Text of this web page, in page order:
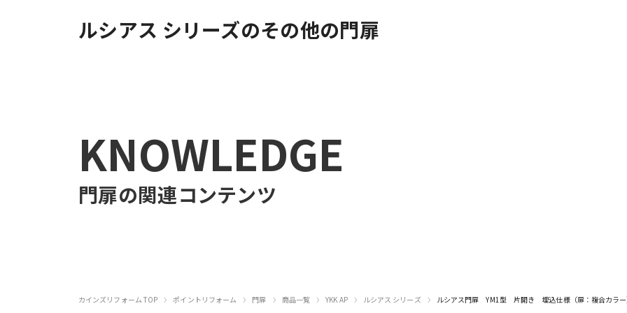
ルシアス シリーズのその他の門扉
KNOWLEDGE
門扉の関連コンテンツ
カインズリフォーム TOP › ポイントリフォーム › 門扉 › 商品一覧 › YKK AP › ルシアス シリーズ › ルシアス門扉 YM1型 片開き 埋込仕様（扉：複合カラー